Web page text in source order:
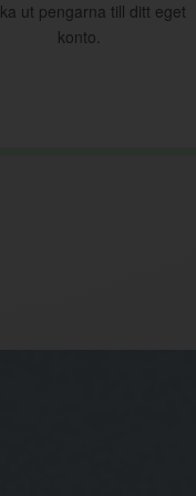
ut pengarna till ditt eget
konto.